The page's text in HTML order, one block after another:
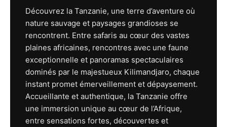
Découvrez la Tanzanie, une terre d’aventure où
nature sauvage et paysages grandioses se
rencontrent. Entre safaris au cœur des vastes
plaines africaines, rencontres avec une faune
exceptionnelle et panoramas spectaculaires
dominés par le majestueux Kilimandjaro, chaque
instant promet émerveillement et dépaysement.
Accueillante et authentique, la Tanzanie offre
une immersion unique au cœur de l’Afrique,
entre sensations fortes, découvertes et